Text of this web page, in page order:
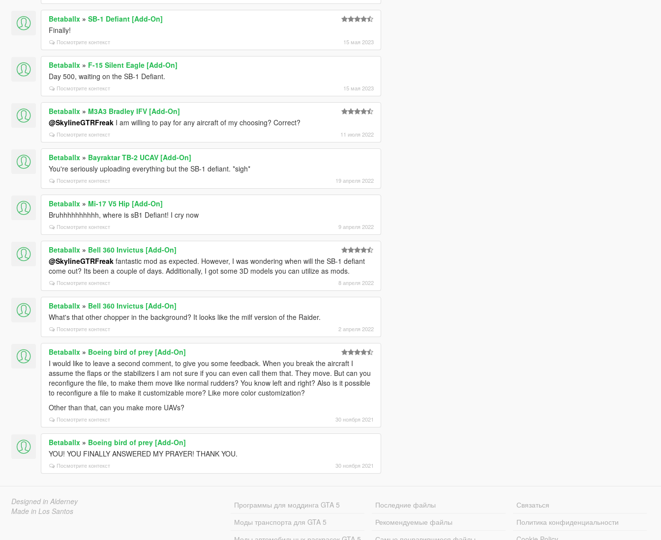
Betaballx» SB-1 Defiant [Add-On]
Finally!
Посмотрите контекст 15 мая 2023
Betaballx» F-15 Silent Eagle [Add-On]
Day 500, waiting on the SB-1 Defiant.
Посмотрите контекст 15 мая 2023
Betaballx» M3A3 Bradley IFV [Add-On]
@SkylineGTRFreakI am willing to pay for any aircraft of my choosing? Correct?
Посмотрите контекст 11 июля 2022
Betaballx» Bayraktar TB-2 UCAV [Add-On]
You're seriously uploading everything but the SB-1 defiant. *sigh*
Посмотрите контекст 19 апреля 2022
Betaballx» Mi-17 V5 Hip [Add-On]
Bruhhhhhhhhhh, where is sB1 Defiant! I cry now
Посмотрите контекст 9 апреля 2022
Betaballx» Bell 360 Invictus [Add-On]
@SkylineGTRFreakfantastic mod as expected. However, I was wondering when will the SB-1 defiant
come out? Its been a couple of days. Additionally, I got some 3D models you can utilize as mods.
Посмотрите контекст 8 апреля 2022
Betaballx» Bell 360 Invictus [Add-On]
What's that other chopper in the background? It looks like the milf version of the Raider.
Посмотрите контекст 2 апреля 2022
Betaballx» Boeing bird of prey [Add-On]
I would like to leave a second comment, to give you some feedback. When you break the aircraft I
assume the flaps or the stabilizers I am not sure if you can even call them that. They move. But can you
reconfigure the file, to make them move like normal rudders? You know left and right? Also is it possible
to reconfigure a file to make it customizable more? Like more color customization?
Other than that, can you make more UAVs?
Посмотрите контекст 30 ноября 2021
Betaballx» Boeing bird of prey [Add-On]
YOU! YOU FINALLY ANSWERED MY PRAYER! THANK YOU.
Посмотрите контекст 30 ноября 2021
Designed in Alderney
Made in Los Santos
Программы для моддинга GTA 5
Моды транспорта для GTA 5
Последние файлы
Рекомендуемые файлы
Связаться
Политика конфиденциальности